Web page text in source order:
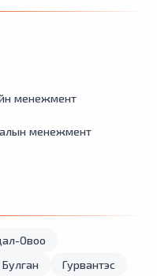
менежмент
менежмент
Овоо
Булган
Гурвантэс